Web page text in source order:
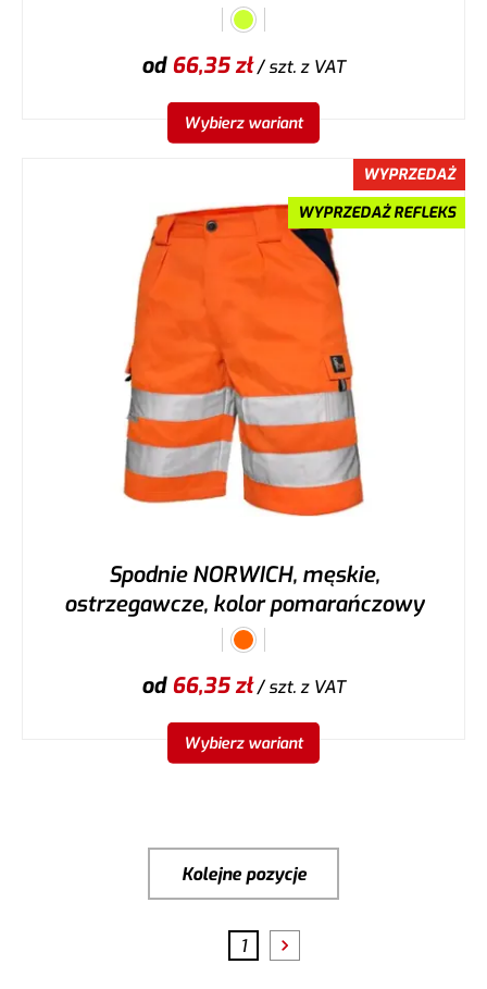
od66,35zł/ szt.z VAT
Wybierz wariant
WYPRZEDAŻ
WYPRZEDAŻ REFLEKS
Spodnie NORWICH, męskie,
ostrzegawcze, kolor pomarańczowy
od66,35zł/ szt.z VAT
Wybierz wariant
Kolejne pozycje
1